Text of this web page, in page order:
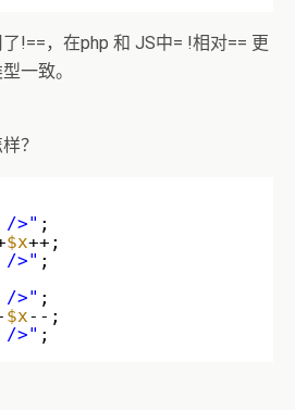
!==，在php 和 JS中= !相对== 更
一致。
？
/>" ;
$x++;
/>" ;
/>" ;
$x--;
/>" ;